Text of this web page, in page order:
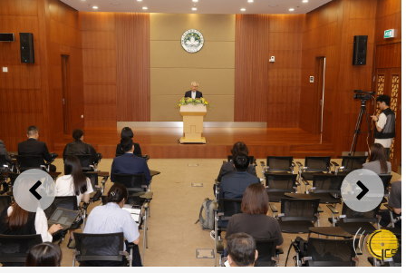
ANTERIOR